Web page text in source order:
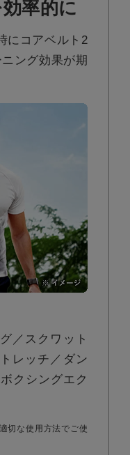
率的に
にコアベルト2
ング効果が期
／スクワット
レッチ／ダン
クシングエク
切な使用方法でご使